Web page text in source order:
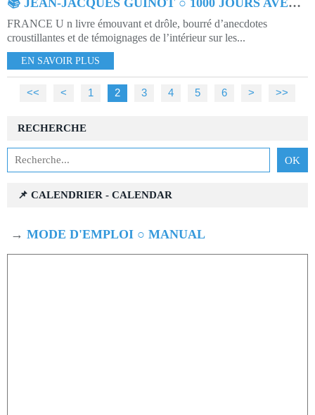
📚 JEAN-JACQUES GUINOT ○ 1000 JOURS AVEC DOROTHÉE
FRANCE U n livre émouvant et drôle, bourré d’anecdotes
croustillantes et de témoignages de l’intérieur sur les...
EN SAVOIR PLUS
<< < 1 2 3 4 5 6 > >>
RECHERCHE
📌 CALENDRIER - CALENDAR
→ MODE D'EMPLOI ○ MANUAL